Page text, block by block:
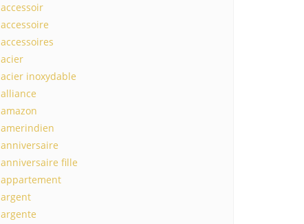
accessoir
accessoire
accessoires
acier
acier inoxydable
alliance
amazon
amerindien
anniversaire
anniversaire fille
appartement
argent
argente